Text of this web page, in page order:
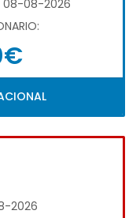
08-08-2026
2026